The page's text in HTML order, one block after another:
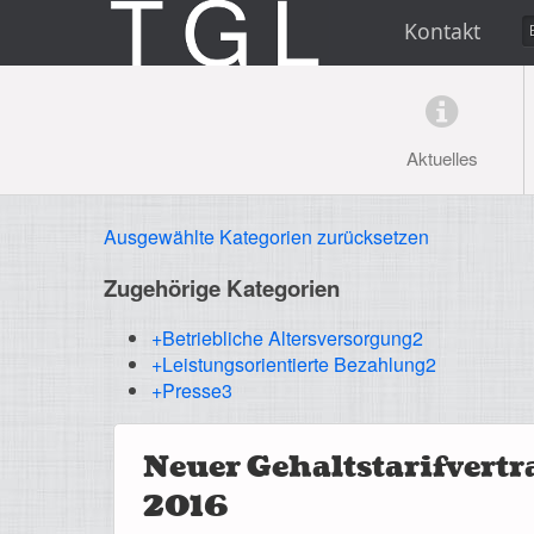
Kontakt
Aktuelles
Ausgewählte Kategorien zurücksetzen
Zugehörige Kategorien
+Betriebliche Altersversorgung2
+Leistungsorientierte Bezahlung2
+Presse3
Neuer
2016